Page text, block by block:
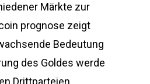
Märkte zur
prognose zeigt
Bedeutung
des Goldes werde
Drittparteien